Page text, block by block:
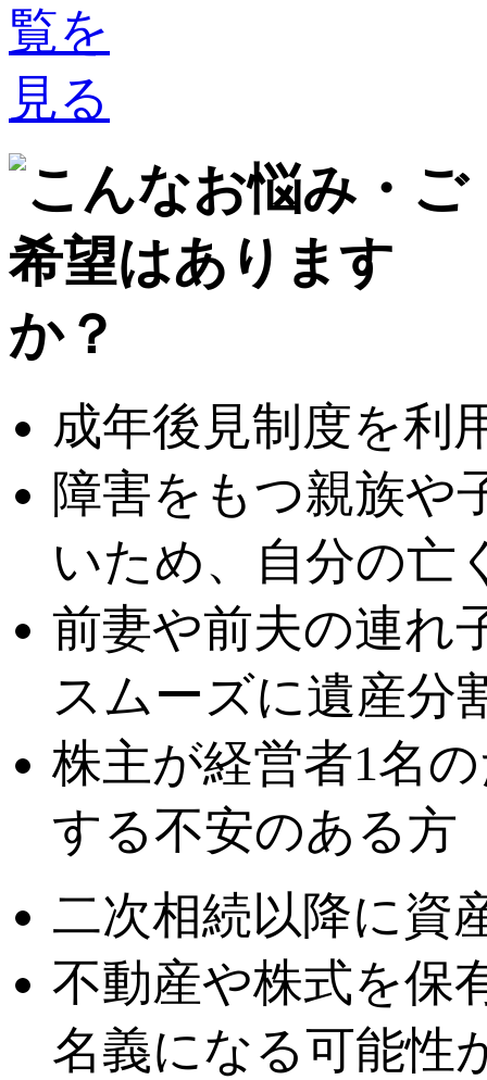
成年後見制度を利
障害をもつ親族や
いため、自分の亡
前妻や前夫の連れ
スムーズに遺産分
株主が経営者1名
する不安のある方
二次相続以降に資
不動産や株式を保
名義になる可能性